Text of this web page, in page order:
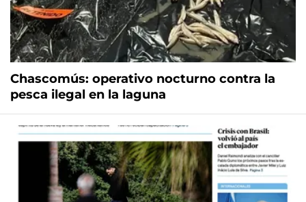
Chascomús: operativo nocturno contra la
pesca ilegal en la laguna